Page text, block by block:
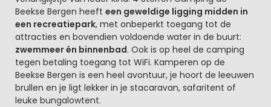
Beekse Bergen heeft een geweldige ligging midden in
een recreatiepark, met onbeperkt toegang tot de
attracties en bovendien voldoende water in de buurt:
zwemmeer én binnenbad. Ook is op heel de camping
tegen betaling toegang tot WiFi. Kamperen op de
Beekse Bergen is een heel avontuur, je hoort de leeuwen
brullen en je ligt lekker in je stacaravan, safaritent of
leuke bungalowtent.